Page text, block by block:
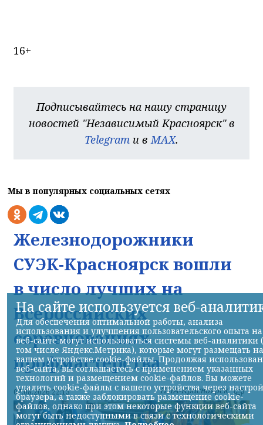
16+
Подписывайтесь на нашу страницу
новостей "Независимый Красноярск" в
Telegram и вMAX.
Мы в популярных социальных сетях
Железнодорожники
СУЭК-Красноярск вошли
в число лучших на
Всероссийских
соревнованиях
профмастерства
07.08.2026 22:13 НИА-Красноярск
На сайте используется веб-
Для обеспечения оптимальной работы, анализа
использования и улучшения пользовательского опыта на
веб-сайте могут использоваться системы веб-аналитики
том числе Яндекс.Метрика), которые могут размещать на
вашем устройстве cookie-файлы. Продолжая
веб-сайта, вы соглашаетесь с применением указанных
технологий и размещением cookie-файлов. Вы можете
удалить cookie-файлы с вашего устройства через
браузера, а также заблокировать размещение cookie-
файлов, однако при этом некоторые функции веб-сайта
могут быть недоступными в связи с технологическими